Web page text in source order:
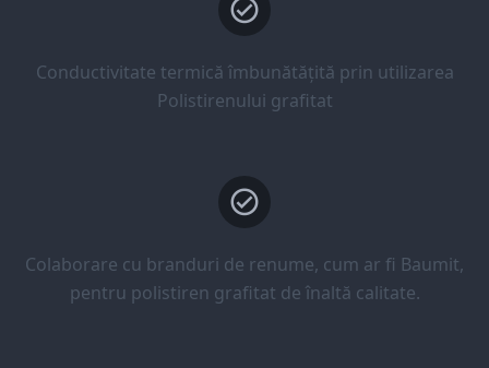
Conductivitate termică îmbunătățită prin utilizarea
Polistirenului grafitat
Colaborare cu branduri de renume, cum ar fi Baumit,
pentru polistiren grafitat de înaltă calitate.